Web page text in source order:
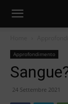
Approfondimento
24 Settembre 2021